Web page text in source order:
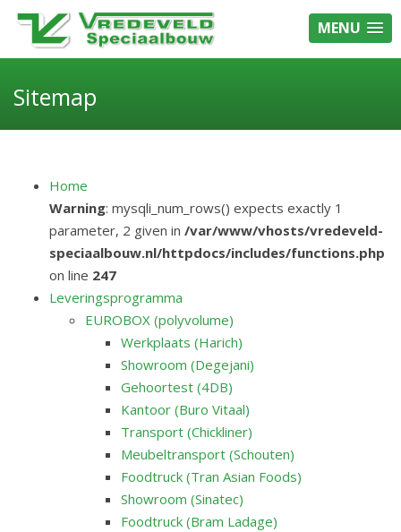
MENU
Sitemap
Home
Warning: mysqli_num_rows() expects exactly 1
parameter, 2 given in /var/www/vhosts/vredeveld-
speciaalbouw.nl/httpdocs/includes/functions.php
on line 247
Leveringsprogramma
EUROBOX (polyvolume)
Werkplaats (Harich)
Showroom (Degejani)
Gehoortest (4DB)
Kantoor (Buro Vitaal)
Transport (Chickliner)
Meubeltransport (Schouten)
Foodtruck (Tran Asian Foods)
Showroom (Sinatec)
Foodtruck (Bram Ladage)